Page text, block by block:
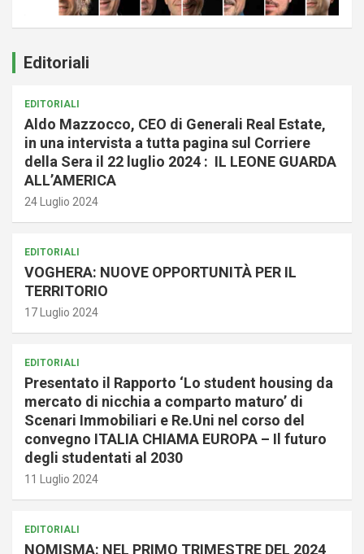
Editoriali
EDITORIALI
Aldo Mazzocco, CEO di Generali Real Estate,
in una intervista a tutta pagina sul Corriere
della Sera il 22 luglio 2024 : IL LEONE GUARDA
ALL’AMERICA
24 Luglio 2024
EDITORIALI
VOGHERA: NUOVE OPPORTUNITÀ PER IL
TERRITORIO
17 Luglio 2024
EDITORIALI
Presentato il Rapporto ‘Lo student housing da
mercato di nicchia a comparto maturo’ di
Scenari Immobiliari e Re.Uni nel corso del
convegno ITALIA CHIAMA EUROPA – Il futuro
degli studentati al 2030
11 Luglio 2024
EDITORIALI
NOMISMA: NEL PRIMO TRIMESTRE DEL 2024